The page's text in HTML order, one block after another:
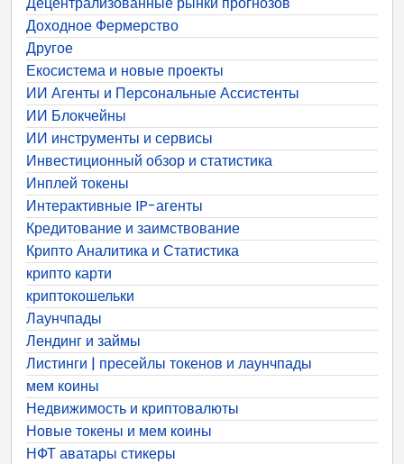
Доходное Фермерство
Другое
Екосистема и новые проекты
ИИ Агенты и Персональные Ассистенты
ИИ Блокчейны
ИИ инструменты и сервисы
Инвестиционный обзор и статистика
Инплей токены
Интерактивные IP-агенты
Кредитование и заимствование
Крипто Аналитика и Статистика
крипто карти
криптокошельки
Лаунчпады
Лендинг и займы
Листинги | пресейлы токенов и лаунчпады
мем коины
Недвижимость и криптовалюты
Новые токены и мем коины
НФТ аватары стикеры